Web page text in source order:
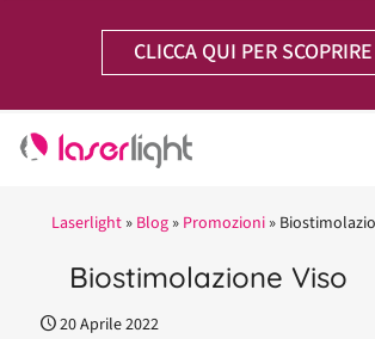
CLICCA QUI PER
Laserlight » Blog » Promozioni »
Biostimolazione Viso
20 Aprile 2022